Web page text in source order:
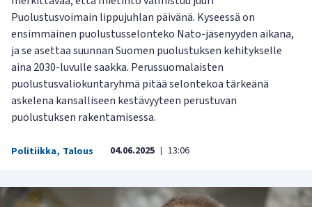
Puolustusvoimain lippujuhlan päivänä. Kyseessä on
ensimmäinen puolustusselonteko Nato-jäsenyyden aikana,
ja se asettaa suunnan Suomen puolustuksen kehitykselle
aina 2030-luvulle saakka. Perussuomalaisten
puolustusvaliokuntaryhmä pitää selontekoa tärkeänä
askelena kansalliseen kestävyyteen perustuvan
puolustuksen rakentamisessa.
Politiikka, Talous 04.06.2025 | 13:06